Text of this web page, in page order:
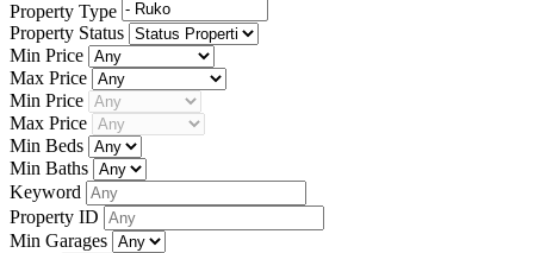
Property Type
Property Status
Min Price
Max Price
Min Price
Max Price
Min Beds
Min Baths
Keyword
Property ID
Min Garages